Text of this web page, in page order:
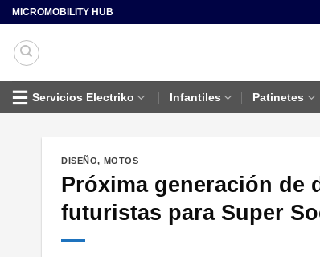
Saltar
contenido
MICROMOBILITY HUB
Servicios Electriko Infantiles Patinetes
DISEÑO, MOTOS
Próxima generación de
futuristas para Super